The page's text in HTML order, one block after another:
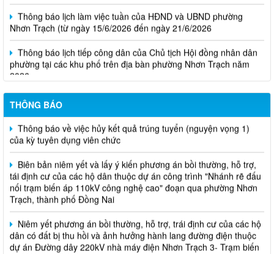
Thông báo lịch làm việc tuần của HĐND và UBND phường
Nhơn Trạch (từ ngày 15/6/2026 đến ngày 21/6/2026
Thông báo lịch tiếp công dân của Chủ tịch Hội đồng nhân dân
phường tại các khu phố trên địa bàn phường Nhơn Trạch năm
2026
THÔNG BÁO
Niêm yết phương án bồi thường, hỗ trợ, tái định cư
Thông báo về việc hủy kết quả trúng tuyển (nguyện vọng 1)
của kỳ tuyên dụng viên chức
Biên bản niêm yết và lấy ý kiến phương án bồi thường, hỗ trợ,
tái định cư của các hộ dân thuộc dự án công trình "Nhánh rẽ đấu
nối trạm biến áp 110kV công nghệ cao" đoạn qua phường Nhơn
Trạch, thành phố Đồng Nai
Niêm yết phương án bồi thường, hỗ trợ, trái định cư của các hộ
dân có đất bị thu hồi và ảnh hưởng hành lang đường điện thuộc
dự án Đường dây 220kV nhà máy điện Nhơn Trạch 3- Trạm biến
áp kV Long Thành